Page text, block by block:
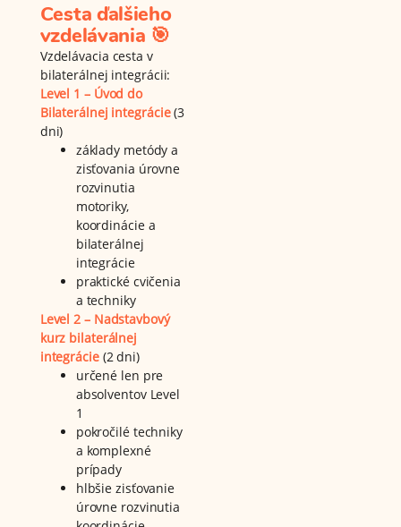
Cesta ďalšieho
vzdelávania 🎯
Vzdelávacia cesta v
bilaterálnej integrácii:
Level 1 – Úvod do
Bilaterálnej integrácie(3
dni)
základy metódy a
zisťovania úrovne
rozvinutia
motoriky,
koordinácie a
bilaterálnej
integrácie
praktické cvičenia
a techniky
Level 2 – Nadstavbový
kurz bilaterálnej
integrácie(2 dni)
určené len pre
absolventov Level
1
pokročilé techniky
a komplexné
prípady
hlbšie zisťovanie
úrovne rozvinutia